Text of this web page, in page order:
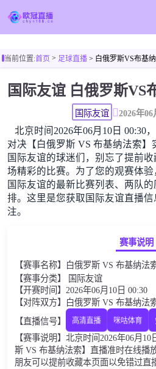
足球直播
欧冠视频
欧冠新闻
当前位置:首页> 足球直播> 白俄罗斯VS布基
国际友谊 2026年06
北京时间2026年06月10日 00:30
对决【白俄罗斯 VS 布基纳法索
国际友谊的球迷们，别忘了提前
场精彩的比赛。为了您的观赛体
国际友谊的最新比赛列表、两队
排。这里是您获取国际友谊直播
注。
赛事说明
【赛事名称】白俄罗斯 VS 布基纳法
【赛事分类】 国际友谊
【开赛时间】2026年06月10日 00:30
【对阵双方】白俄罗斯 VS 布基纳法
【直播信号】
高清直播 咪咕体育
【赛事说明】北京时间2026年06月
斯 VS 布基纳法索】直播准时在线播
朋友可以提前收藏本页面以免错过直